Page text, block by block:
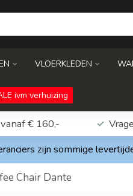
VLOERKLEDEN
ivm verhuizing
€ 160,-
zijn sommige
Chair Dante